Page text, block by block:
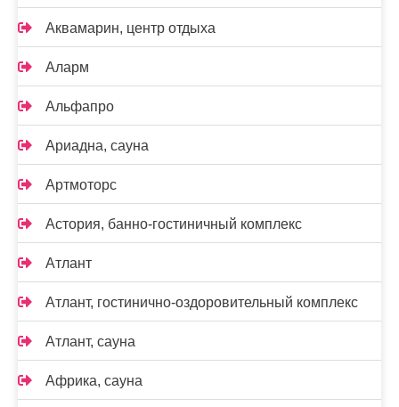
Аквамарин, центр отдыха
Аларм
Альфапро
Ариадна, сауна
Артмоторс
Астория, банно-гостиничный комплекс
Атлант
Атлант, гостинично-оздоровительный комплекс
Атлант, сауна
Африка, сауна